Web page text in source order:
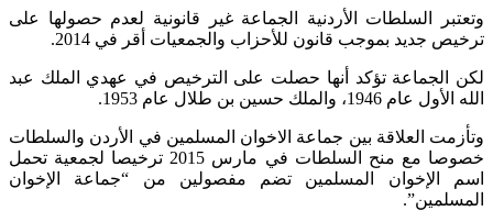
وتعتبر السلطات الأردنية الجماعة غير قانونية لعدم حصولها على
ترخيص جديد بموجب قانون للأحزاب والجمعيات أقر في 2014.
لكن الجماعة تؤكد أنها حصلت على الترخيص في عهدي الملك عبد
الله الأول عام 1946، والملك حسين بن طلال عام 1953.
وتأزمت العلاقة بين جماعة الاخوان المسلمين في الأردن والسلطات
خصوصا مع منح السلطات في مارس 2015 ترخيصا لجمعية تحمل
اسم الإخوان المسلمين تضم مفصولين من “جماعة الإخوان
المسلمين”.